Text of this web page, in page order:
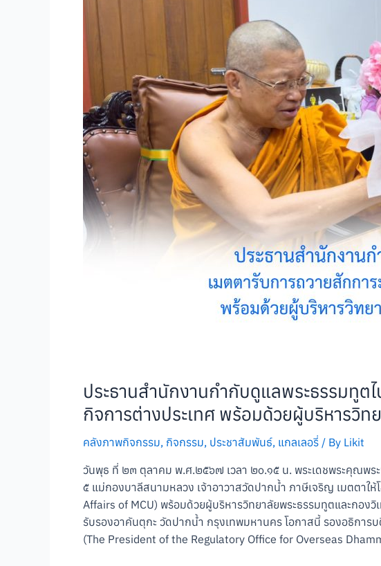
ประธานสำนักงานกำกับดูแลพระธรรมทูต
กิจการต่างประเทศ พร้อมด้วยผู้บริหารวิ
คลังภาพกิจกรรม, กิจกรรม, ประชาสัมพันธ์, แกลเลอรี่ / By Likit
วันพุธ ที่ ๒๓ ตุลาคม พ.ศ.๒๕๖๗ เวลา ๒๐.๑๕ น. พระเดชพระคุณพร
๕ แม่กองบาลีสนามหลวง เจ้าอาวาสวัดปากน้ำ ภาษีเจริญ เมตตาใ
Affairs of MCU) พร้อมด้วยผู้บริหารวิทยาลัยพระธรรมทูตและก
รับรองอาคันตุกะ วัดปากน้ำ กรุงเทพมหานคร โอกาสนี้ รองอธิการ
(The President of the Regulatory Office for Overseas